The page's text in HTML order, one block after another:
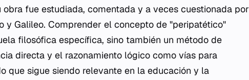
fue estudiada, comentada y a veces cuestionada por
y Galileo. Comprender el concepto de "peripatético"
filosófica específica, sino también un método de
directa y el razonamiento lógico como vías para
que sigue siendo relevante en la educación y la